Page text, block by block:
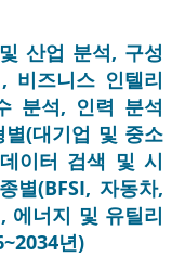
산업 분석, 구성
비즈니스 인텔리
분석, 인력 분석
(대기업 및 중소
이터 검색 및 시
별(BFSI, 자동차,
에너지 및 유틸리
년)